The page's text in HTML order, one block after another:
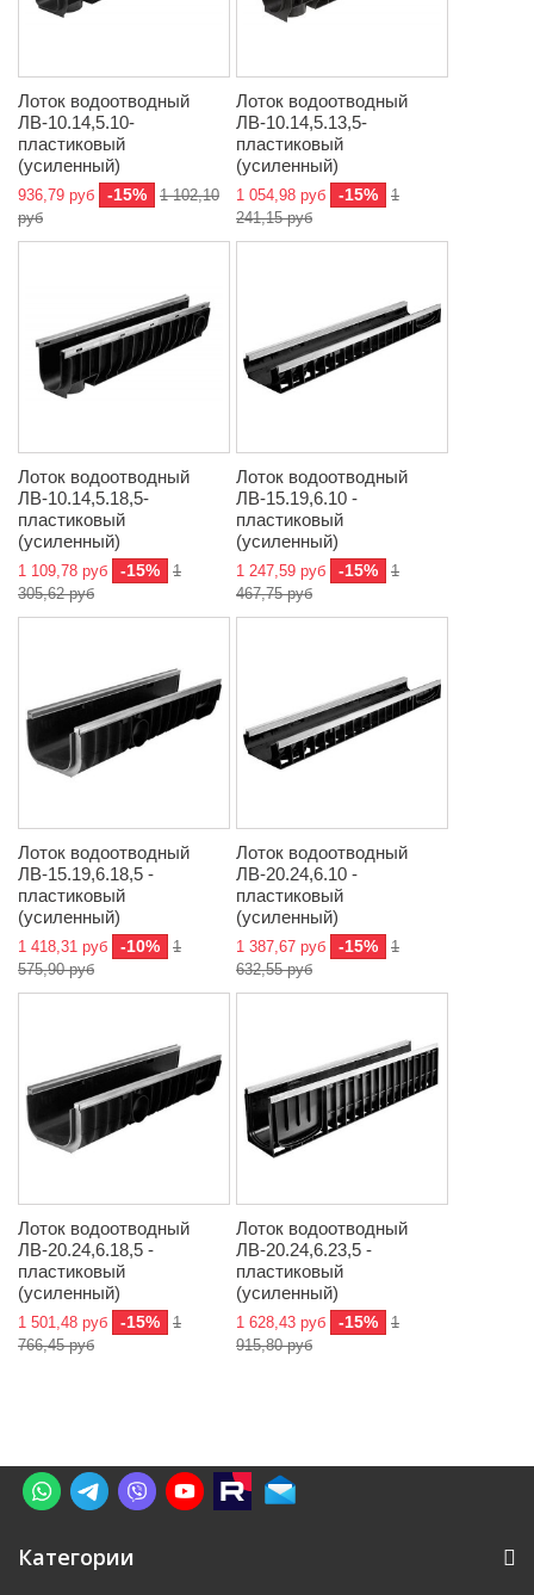
Лоток водоотводный
ЛВ-10.14,5.10-
пластиковый
(усиленный)
936,79 руб -15%
1 102,10
руб
Лоток водоотводный
ЛВ-10.14,5.13,5-
пластиковый
(усиленный)
1 054,98 руб -15%
1
241,15 руб
Лоток водоотводный
ЛВ-10.14,5.18,5-
пластиковый
(усиленный)
1 109,78 руб -15%
1
305,62 руб
Лоток водоотводный
ЛВ-15.19,6.10 -
пластиковый
(усиленный)
1 247,59 руб -15%
1
467,75 руб
Лоток водоотводный
ЛВ-15.19,6.18,5 -
пластиковый
(усиленный)
1 418,31 руб -10%
1
575,90 руб
Лоток водоотводный
ЛВ-20.24,6.10 -
пластиковый
(усиленный)
1 387,67 руб -15%
1
632,55 руб
Лоток водоотводный
ЛВ-20.24,6.18,5 -
пластиковый
(усиленный)
1 501,48 руб -15%
1
766,45 руб
Лоток водоотводный
ЛВ-20.24,6.23,5 -
пластиковый
(усиленный)
1 628,43 руб -15%
1
915,80 руб
Категории